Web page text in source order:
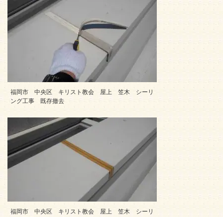
福岡市 中央区 キリスト教会 屋上 笠木 シーリ
ング工事 既存撤去
福岡市 中央区 キリスト教会 屋上 笠木 シーリ